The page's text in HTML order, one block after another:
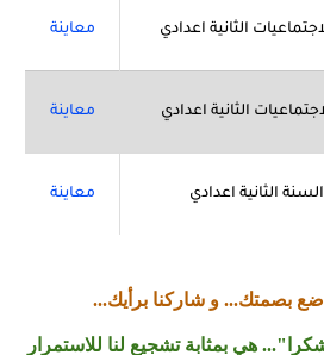
الثانية اعدادي معاينة
الثانية اعدادي معاينة
الثانية اعدادي معاينة
ضع بصمتك... و شاركنا برأيك...
هي بمثابة تشجيع لنا للاستمرار